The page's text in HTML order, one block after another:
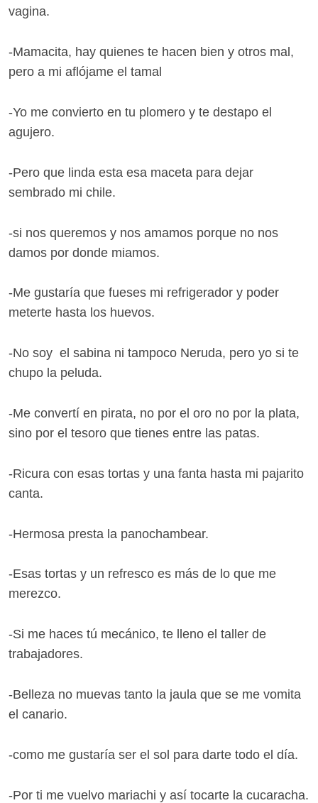
vagina.
-Mamacita, hay quienes te hacen bien y otros mal,
pero a mi aflójame el tamal
-Yo me convierto en tu plomero y te destapo el
agujero.
-Pero que linda esta esa maceta para dejar
sembrado mi chile.
-si nos queremos y nos amamos porque no nos
damos por donde miamos.
-Me gustaría que fueses mi refrigerador y poder
meterte hasta los huevos.
-No soy el sabina ni tampoco Neruda, pero yo si te
chupo la peluda.
-Me convertí en pirata, no por el oro no por la plata,
sino por el tesoro que tienes entre las patas.
-Ricura con esas tortas y una fanta hasta mi pajarito
canta.
-Hermosa presta la panochambear.
-Esas tortas y un refresco es más de lo que me
merezco.
-Si me haces tú mecánico, te lleno el taller de
trabajadores.
-Belleza no muevas tanto la jaula que se me vomita
el canario.
-como me gustaría ser el sol para darte todo el día.
-Por ti me vuelvo mariachi y así tocarte la cucaracha.